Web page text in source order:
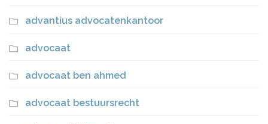
advantius advocatenkantoor
advocaat
advocaat ben ahmed
advocaat bestuursrecht